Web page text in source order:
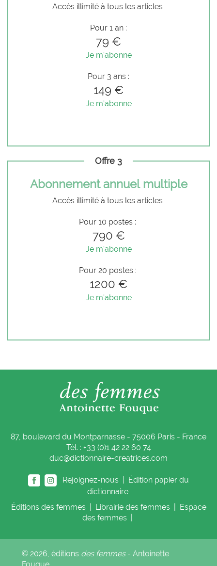
Accès illimité à tous les articles
Pour 1 an :
79 €
Je m'abonne
Pour 3 ans :
149 €
Je m'abonne
Offre 3
Abonnement annuel multiple
Accès illimité à tous les articles
Pour 10 postes :
790 €
Je m'abonne
Pour 20 postes :
1200 €
Je m'abonne
87, boulevard du Montparnasse - 75006 Paris - France
Tél. : +33 (0)1 42 22 60 74
duc@dictionnaire-creatrices.com
Rejoignez-nous |
Édition papier du
dictionnaire
Éditions des femmes Librairie des femmes
Espace
des femmes
© 2026, éditions des femmes- Antoinette